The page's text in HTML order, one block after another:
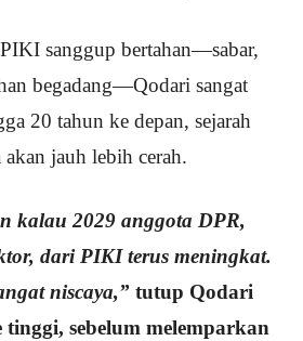
sanggup bertahan—sabar,
begadang—Qodari sangat
20 tahun ke depan, sejarah
akan jauh lebih cerah.
kalau 2029 anggota DPR,
dari PIKI terus meningkat.
niscaya,” tutup Qodari
tinggi, sebelum melemparkan